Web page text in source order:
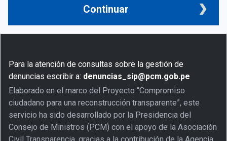
Continuar
Para la atención de consultas sobre la gestión de
denuncias escribir a: denuncias_sip@pcm.gob.pe
Elaborado en el marco del Proyecto “Compromiso
ciudadano para una reconstrucción transparente”, este
servicio ha sido desarrollado por la Presidencia del
Consejo de Ministros (PCM) con el apoyo de la Asociación